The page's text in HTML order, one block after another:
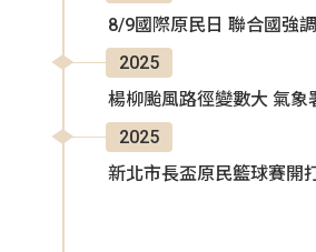
8/9國際原民日 聯合國強
2025
楊柳颱風路徑變數大 氣象
2025
新北市長盃原民籃球賽開